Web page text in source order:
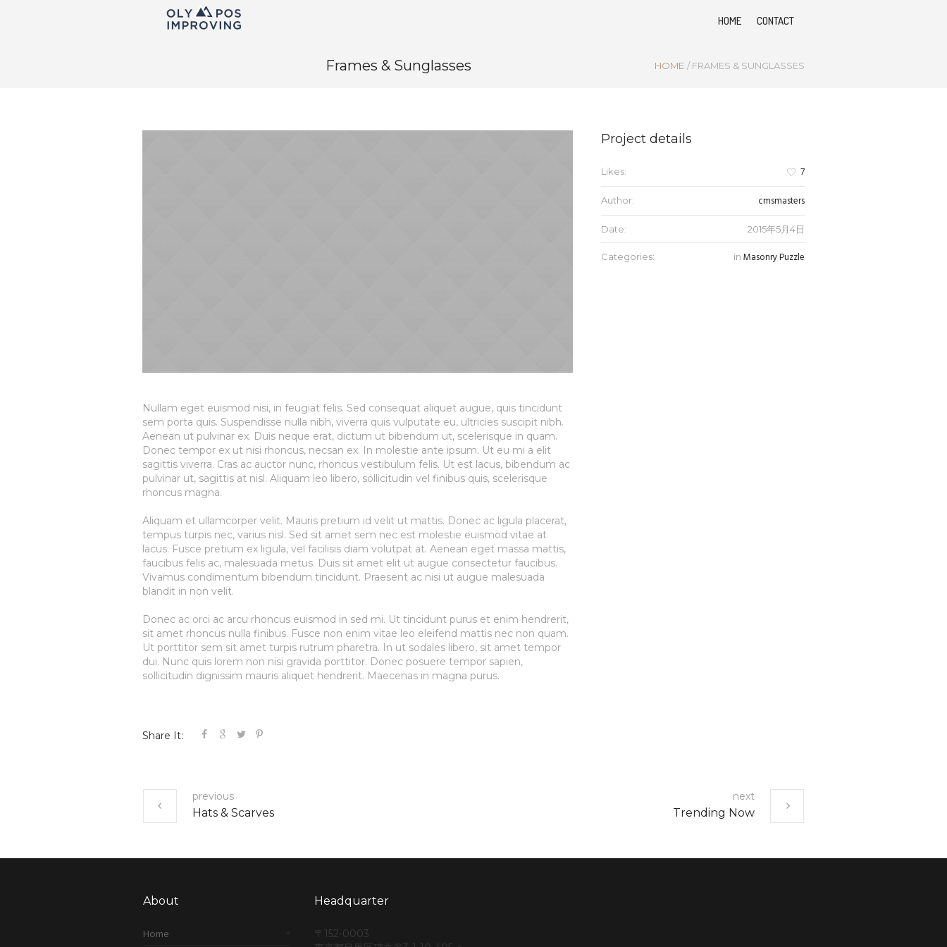
HOME CONTACT
Frames & Sunglasses HOME /FRAMES & SUNGLASSES
Nullam eget euismod nisi, in feugiat felis. Sed consequat aliquet augue, quis tincidunt
sem porta quis. Suspendisse nulla nibh, viverra quis vulputate eu, ultricies suscipit nibh.
Aenean ut pulvinar ex. Duis neque erat, dictum ut bibendum ut, scelerisque in quam.
Donec tempor ex ut nisi rhoncus, necsan ex. In molestie ante ipsum. Ut eu mi a elit
sagittis viverra. Cras ac auctor nunc, rhoncus vestibulum felis. Ut est lacus, bibendum ac
pulvinar ut, sagittis at nisl. Aliquam leo libero, sollicitudin vel finibus quis, scelerisque
rhoncus magna.
Aliquam et ullamcorper velit. Mauris pretium id velit ut mattis. Donec ac ligula placerat,
tempus turpis nec, varius nisl. Sed sit amet sem nec est molestie euismod vitae at
lacus. Fusce pretium ex ligula, vel facilisis diam volutpat at. Aenean eget massa mattis,
faucibus felis ac, malesuada metus. Duis sit amet elit ut augue consectetur faucibus.
Vivamus condimentum bibendum tincidunt. Praesent ac nisi ut augue malesuada
blandit in non velit.
Donec ac orci ac arcu rhoncus euismod in sed mi. Ut tincidunt purus et enim hendrerit,
sit amet rhoncus nulla finibus. Fusce non enim vitae leo eleifend mattis nec non quam.
Ut porttitor sem sit amet turpis rutrum pharetra. In ut sodales libero, sit amet tempor
dui. Nunc quis lorem non nisi gravida porttitor. Donec posuere tempor sapien,
sollicitudin dignissim mauris aliquet hendrerit. Maecenas in magna purus.
Project details
Likes: 7
Author: cmsmasters
Date: 2015年5月4日
Categories: in Masonry Puzzle
Share It:
Hats & Scarves
previous
Trending Now
next
About
Home
Headquarter
〒152-0003